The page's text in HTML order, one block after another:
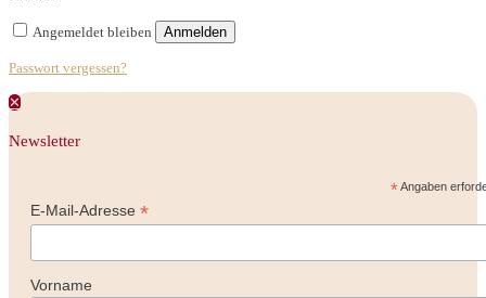
Angemeldet bleiben Anmelden
Passwort vergessen?
✕
Newsletter
*Angaben
E-Mail-Adresse *
Vorname